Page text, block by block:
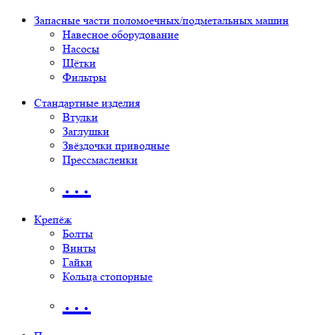
Запасные части поломоечных/подметальных машин
Навесное оборудование
Насосы
Щётки
Фильтры
Стандартные изделия
Втулки
Заглушки
Звёздочки приводные
Прессмасленки
…
Крепёж
Болты
Винты
Гайки
Кольца стопорные
…